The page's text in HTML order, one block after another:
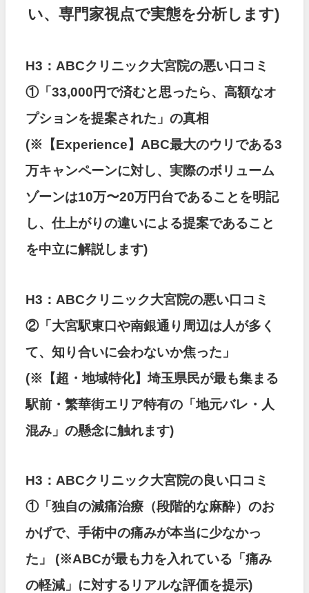
い、専門家視点で実態を分析します)
H3：ABCクリニック大宮院の悪い口コミ
①「33,000円で済むと思ったら、高額なオ
プションを提案された」の真相
(※【Experience】ABC最大のウリである3
万キャンペーンに対し、実際のボリューム
ゾーンは10万〜20万円台であることを明記
し、仕上がりの違いによる提案であること
を中立に解説します)
H3：ABCクリニック大宮院の悪い口コミ
②「大宮駅東口や南銀通り周辺は人が多く
て、知り合いに会わないか焦った」
(※【超・地域特化】埼玉県民が最も集まる
駅前・繁華街エリア特有の「地元バレ・人
混み」の懸念に触れます)
H3：ABCクリニック大宮院の良い口コミ
①「独自の減痛治療（段階的な麻酔）のお
かげで、手術中の痛みが本当に少なかっ
た」 (※ABCが最も力を入れている「痛み
の軽減」に対するリアルな評価を提示)